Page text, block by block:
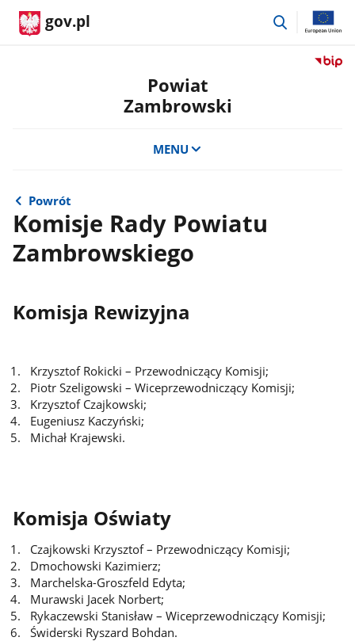
gov.pl
przejdź
Przejdź
Powiat
Zambrowski
MENU
Powrót
Komisje Rady Powiatu
Zambrowskiego
Komisja Rewizyjna
Krzysztof Rokicki – Przewodniczący Komisji;
Piotr Szeligowski – Wiceprzewodniczący Komisji;
Krzysztof Czajkowski;
Eugeniusz Kaczyński;
Michał Krajewski.
Komisja Oświaty
Czajkowski Krzysztof – Przewodniczący Komisji;
Dmochowski Kazimierz;
Marchelska-Groszfeld Edyta;
Murawski Jacek Norbert;
Rykaczewski Stanisław – Wiceprzewodniczący Komisji;
Świderski Ryszard Bohdan.